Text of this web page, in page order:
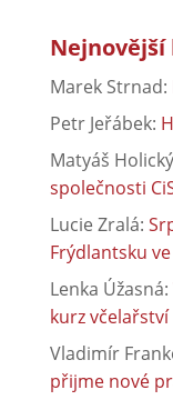
Marek Strnad:
Petr Jeřábek:
Matyáš Holický
společnosti
Lucie Zralá:
Frýdlantsku
Lenka Úžasná:
kurz
Vladimír
přijme nové